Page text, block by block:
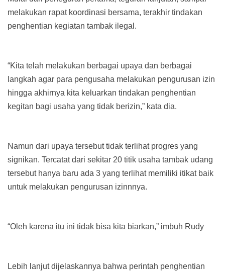
melakukan rapat koordinasi bersama, terakhir tindakan
penghentian kegiatan tambak ilegal.
“Kita telah melakukan berbagai upaya dan berbagai
langkah agar para pengusaha melakukan pengurusan izin
hingga akhirnya kita keluarkan tindakan penghentian
kegitan bagi usaha yang tidak berizin,” kata dia.
Namun dari upaya tersebut tidak terlihat progres yang
signikan. Tercatat dari sekitar 20 titik usaha tambak udang
tersebut hanya baru ada 3 yang terlihat memiliki itikat baik
untuk melakukan pengurusan izinnnya.
“Oleh karena itu ini tidak bisa kita biarkan,” imbuh Rudy
Lebih lanjut dijelaskannya bahwa perintah penghentian